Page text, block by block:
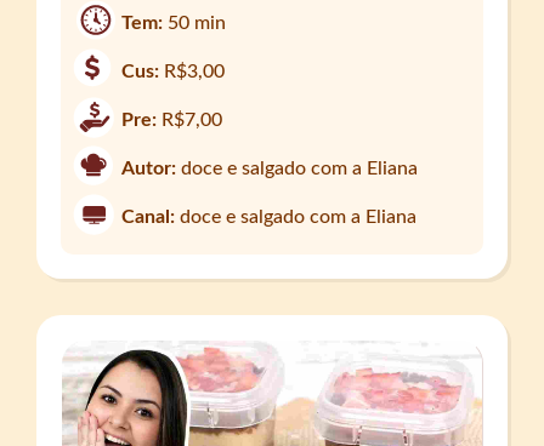
Tem: 50 min
Cus: R$3,00
Pre: R$7,00
Autor: doce e salgado com a Eliana
Canal: doce e salgado com a Eliana